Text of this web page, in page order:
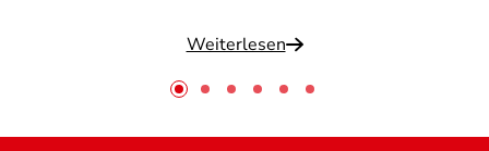
Weiterlesen